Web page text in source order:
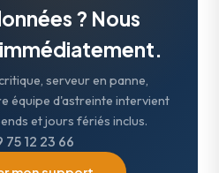
? Nous
serveur en panne,
équipe d'astreinte intervient
et jours fériés inclus.
75 12 23 66